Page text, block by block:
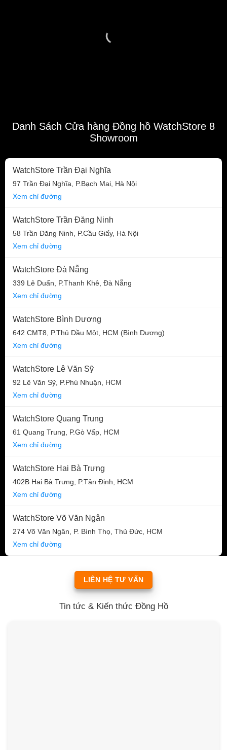
Danh Sách Cửa hàng Đồng hồ WatchStore 8
Showroom
WatchStore Trần Đại Nghĩa
97 Trần Đại Nghĩa, P.Bạch Mai, Hà Nội
Xem chỉ đường
WatchStore Trần Đăng Ninh
58 Trần Đăng Ninh, P.Cầu Giấy, Hà Nội
Xem chỉ đường
WatchStore Đà Nẵng
339 Lê Duẩn, P.Thanh Khê, Đà Nẵng
Xem chỉ đường
WatchStore Bình Dương
642 CMT8, P.Thủ Dầu Một, HCM (Bình Dương)
Xem chỉ đường
WatchStore Lê Văn Sỹ
92 Lê Văn Sỹ, P.Phú Nhuận, HCM
Xem chỉ đường
WatchStore Quang Trung
61 Quang Trung, P.Gò Vấp, HCM
Xem chỉ đường
WatchStore Hai Bà Trưng
402B Hai Bà Trưng, P.Tân Định, HCM
Xem chỉ đường
WatchStore Võ Văn Ngân
274 Võ Văn Ngân, P. Bình Thọ, Thủ Đức, HCM
Xem chỉ đường
LIÊN HỆ TƯ VẤN
Tin tức & Kiến thức Đồng Hồ